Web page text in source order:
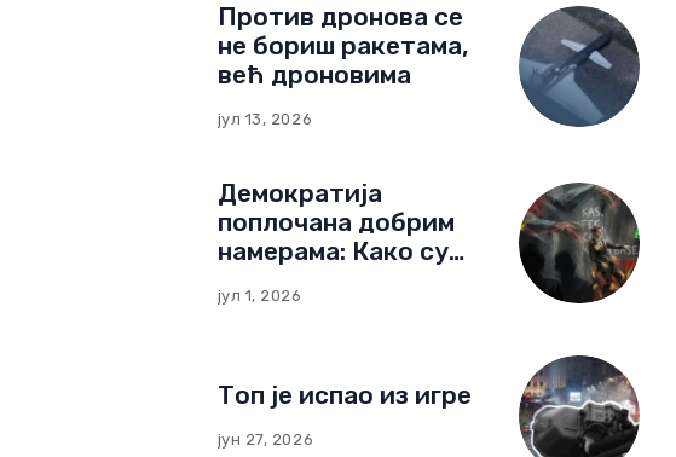
Против дронова се
не бориш ракетама,
већ дроновима
јул 13, 2026
Демократија
поплочана добрим
намерама: Како су
изградиле мрежу
јул 1, 2026
Топ је испао из игре
јун 27, 2026